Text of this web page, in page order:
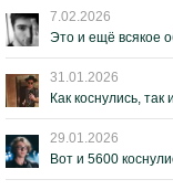
7.02.2026
Это и ещё всякое
31.01.2026
Как коснулись, так
29.01.2026
Вот и 5600